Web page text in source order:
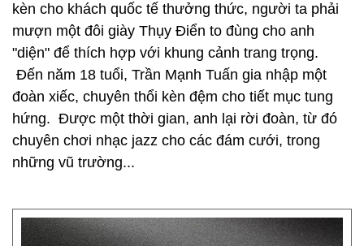
kèn cho khách quốc tế thưởng thức, người ta phải
mượn một đôi giày Thụy Điển to đùng cho anh
"diện" để thích hợp với khung cảnh trang trọng.
Đến năm 18 tuổi, Trần Mạnh Tuấn gia nhập một
đoàn xiếc, chuyên thổi kèn đệm cho tiết mục tung
hứng. Được một thời gian, anh lại rời đoàn, từ đó
chuyên chơi nhạc jazz cho các đám cưới, trong
những vũ trường...